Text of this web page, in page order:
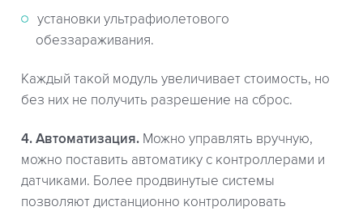
установки ультрафиолетового
обеззараживания.
Каждый такой модуль увеличивает стоимость, но
без них не получить разрешение на сброс.
4. Автоматизация. Можно управлять вручную,
можно поставить автоматику с контроллерами и
датчиками. Более продвинутые системы
позволяют дистанционно контролировать